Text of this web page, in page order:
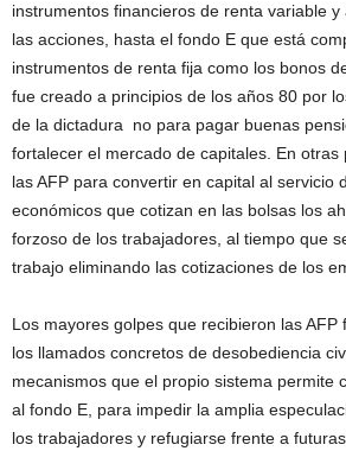
instrumentos financieros de renta variable
las acciones, hasta el fondo E que está
instrumentos de renta fija como los bonos
fue creado a principios de los años 80 por
de la dictadura no para pagar buenas
fortalecer el mercado de capitales. En otras
las AFP para convertir en capital al servicio
económicos que cotizan en las bolsas los
forzoso de los trabajadores, al tiempo que
trabajo eliminando las cotizaciones de los
Los mayores golpes que recibieron las AFP
los llamados concretos de desobediencia
mecanismos que el propio sistema permite
al fondo E, para impedir la amplia
los trabajadores y refugiarse frente a